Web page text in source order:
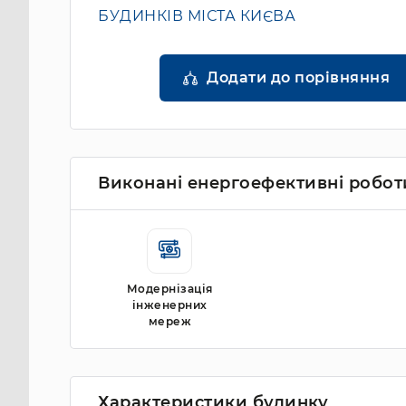
БУДИНКІВ МІСТА КИЄВА
Додати до порівняння
Виконані енергоефективні
Модернізація
інженерних
мереж